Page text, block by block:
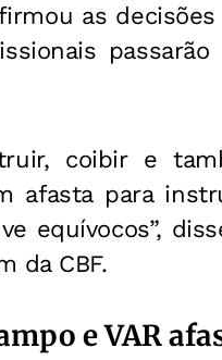
as
coibir e
afasta para
equívocos”,
da CBF.
e VAR